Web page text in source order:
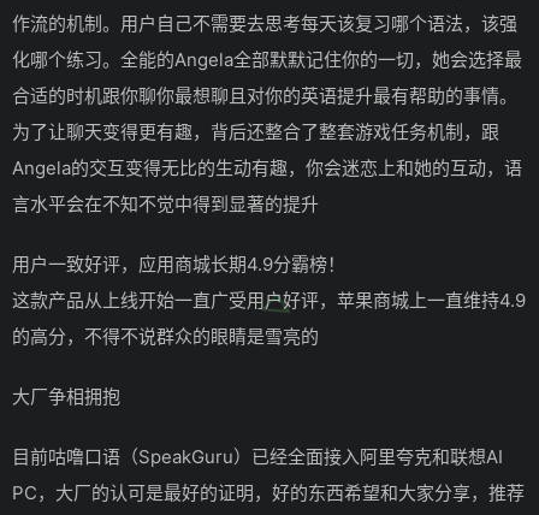
作流的机制。用户自己不需要去思考每天该复习哪个语法，该强
化哪个练习。全能的Angela全部默默记住你的一切，她会选择最
合适的时机跟你聊你最想聊且对你的英语提升最有帮助的事情。
为了让聊天变得更有趣，背后还整合了整套游戏任务机制，跟
Angela的交互变得无比的生动有趣，你会迷恋上和她的互动，语
言水平会在不知不觉中得到显著的提升
用户一致好评，应用商城长期4.9分霸榜！
这款产品从上线开始一直广受用户好评，苹果商城上一直维持4.9
的高分，不得不说群众的眼睛是雪亮的
大厂争相拥抱
目前咕噜口语（SpeakGuru）已经全面接入阿里夸克和联想AI
PC，大厂的认可是最好的证明，好的东西希望和大家分享，推荐